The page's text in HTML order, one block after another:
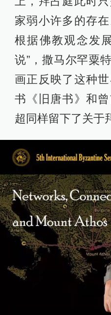
家弱小许多的存
根据佛教观念发
说”，撒马尔罕粟
画正反映了这种
书《旧唐书》和
超同样留下了关于